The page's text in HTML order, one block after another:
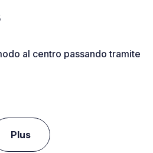
al centro passando tramite
Plus